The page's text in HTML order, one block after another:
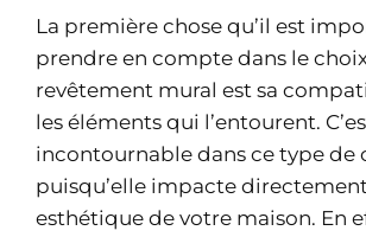
La première chose qu’il est
prendre en compte dans le
revêtement mural est sa
les éléments qui l’entourent.
incontournable dans ce type de
puisqu’elle impacte
esthétique de votre maison. En